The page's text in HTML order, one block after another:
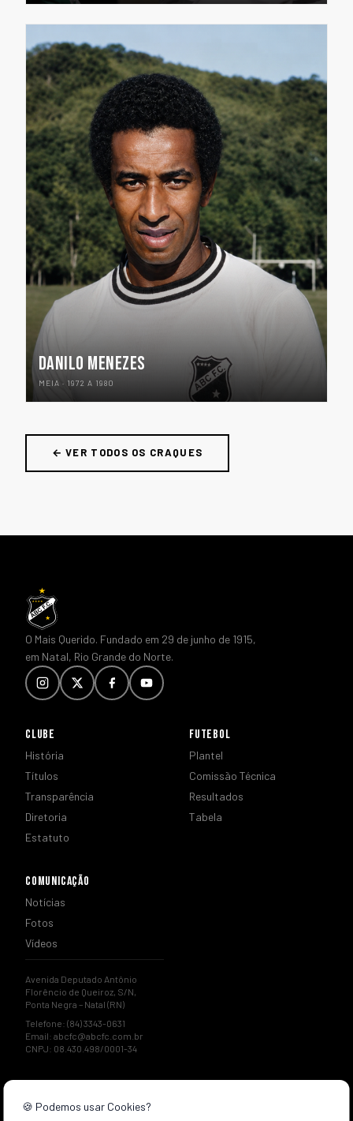
DANILO MENEZES
MEIA · 1972 A 1980
← VER TODOS OS CRAQUES
O Mais Querido. Fundado em 29 de junho de 1915,
em Natal, Rio Grande do Norte.
CLUBE
História
Títulos
Transparência
Diretoria
Estatuto
FUTEBOL
Plantel
Comissão Técnica
Resultados
Tabela
COMUNICAÇÃO
Notícias
Fotos
Vídeos
Avenida Deputado Antônio
Florêncio de Queiroz, S/N,
Ponta Negra – Natal (RN)
Telefone: (84) 3343-0631
Email: abcfc@abcfc.com.br
CNPJ: 08.430.498/0001-34
🍪 Podemos usar Cookies?